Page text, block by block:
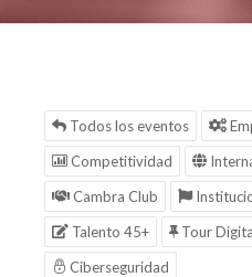
Todos los eventos
Competitividad
Cambra Club
Talento 45+
Tour
Ciberseguridad